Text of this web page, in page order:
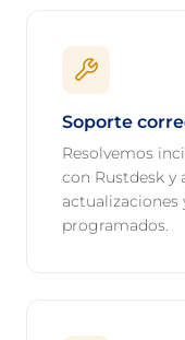
Soporte
Resolvemos
con Rustdesk y
programados.